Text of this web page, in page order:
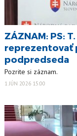
ZÁZNAM: PS:
reprezentovať
podpredseda
Pozrite si záznam.
1 JÚN 2026 15:00